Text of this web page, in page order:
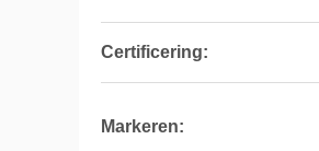
Certificering:
Markeren: